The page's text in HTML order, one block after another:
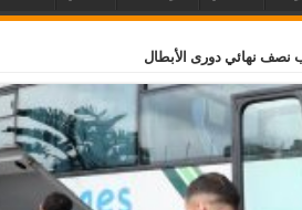
نصف نهائي دورى الأبطال